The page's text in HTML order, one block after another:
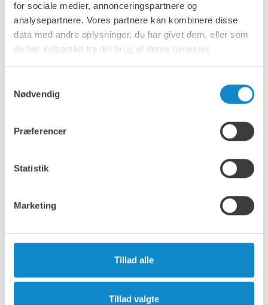
for sociale medier, annonceringspartnere og
analysepartnere. Vores partnere kan kombinere disse
data med andre oplysninger, du har givet dem, eller som
de har indsamlet fra din brug af deres tjenester.
Nødvendig
Præferencer
Statistik
Marketing
Tillad alle
Tillad valgte
Gummiprofiler
Grip Strip 14
Grip Corner Horisontal